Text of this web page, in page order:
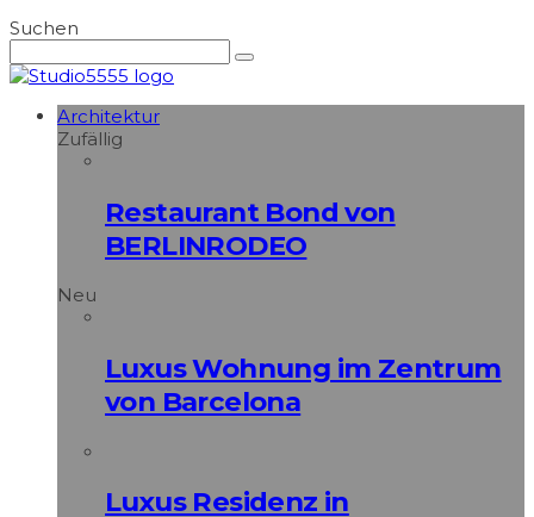
Suchen
Architektur
Zufällig
Restaurant Bond von
BERLINRODEO
Neu
Luxus Wohnung im Zentrum
von Barcelona
Luxus Residenz in